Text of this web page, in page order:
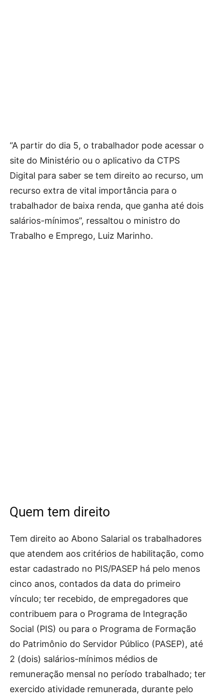
“A partir do dia 5, o trabalhador pode acessar o
site do Ministério ou o aplicativo da CTPS
Digital para saber se tem direito ao recurso, um
recurso extra de vital importância para o
trabalhador de baixa renda, que ganha até dois
salários-mínimos”, ressaltou o ministro do
Trabalho e Emprego, Luiz Marinho.
Quem tem direito
Tem direito ao Abono Salarial os trabalhadores
que atendem aos critérios de habilitação, como
estar cadastrado no PIS/PASEP há pelo menos
cinco anos, contados da data do primeiro
vínculo; ter recebido, de empregadores que
contribuem para o Programa de Integração
Social (PIS) ou para o Programa de Formação
do Patrimônio do Servidor Público (PASEP), até
2 (dois) salários-mínimos médios de
remuneração mensal no período trabalhado; ter
exercido atividade remunerada, durante pelo